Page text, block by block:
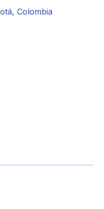
Colombia